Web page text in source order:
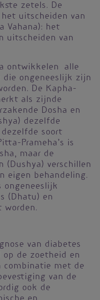
zetels. De
uitscheiden van
Vahana): het
uitscheiden van
ontwikkelen alle
die ongeneeslijk zijn
De Kapha-
als zijnde
Dosha en
dezelfde
dezelfde soort
Prameha’s is
maar de
(Dushya) verschillen
eigen behandeling.
ongeneeslijk
(Dhatu) en
worden.
van diabetes
op de zoetheid en
combinatie met de
van de
ook de